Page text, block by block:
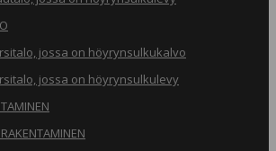
jossa on höyrynsulkukalvo
jossa on höyrynsulkulevy